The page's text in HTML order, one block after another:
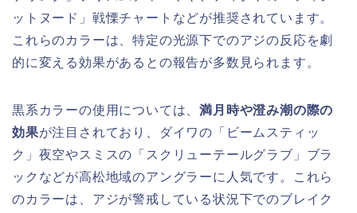
ットヌード」戦慄チャートなどが推奨されています。
これらのカラーは、特定の光源下でのアジの反応を劇
的に変える効果があるとの報告が多数見られます。
黒系カラーの使用については、満月時や澄み潮の際の
効果が注目されており、ダイワの「ビームスティッ
ク」夜空やスミスの「スクリューテールグラブ」ブラ
ックなどが高松地域のアングラーに人気です。これら
のカラーは、アジが警戒している状況下でのブレイク